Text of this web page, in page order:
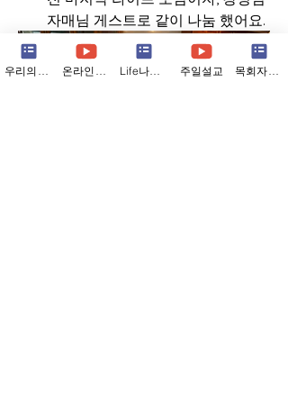
자매님 게스트로 같이 나눔 했어요.
주일설교